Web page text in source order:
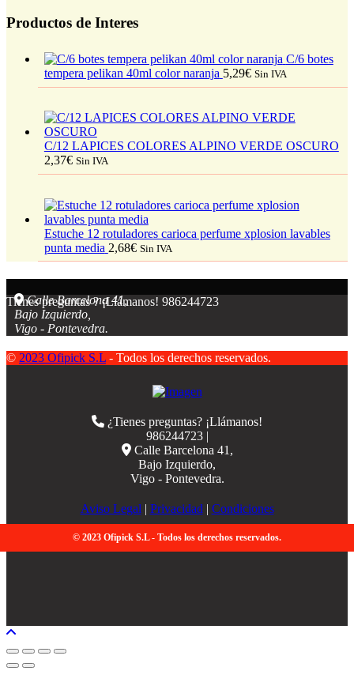
Productos de Interes
C/6 botes
tempera pelikan 40ml color naranja 5,29€ Sin IVA
C/12 LAPICES COLORES ALPINO VERDE OSCURO
2,37€ Sin IVA
Estuche 12 rotuladores carioca perfume xplosion lavables
punta media 2,68€ Sin IVA
Tienes preguntas ? ¡Llámanos! 986244723
Calle Barcelona 41,
Bajo Izquierdo,
Vigo - Pontevedra.
© 2023 Ofipick S.L - Todos los derechos reservados.
¿Tienes preguntas? ¡Llámanos!
986244723 |
Calle Barcelona 41,
Bajo Izquierdo,
Vigo - Pontevedra.
Aviso Legal | Privacidad | Condiciones
© 2023 Ofipick S.L - Todos los derechos reservados.